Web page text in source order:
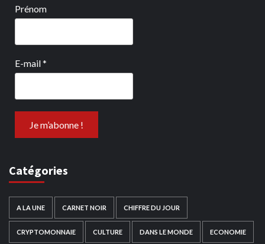
Prénom
E-mail*
Catégories
A LA UNE CARNET NOIR CHIFFRE DU JOUR
CRYPTOMONNAIE CULTURE DANS LE MONDE ECONOMIE